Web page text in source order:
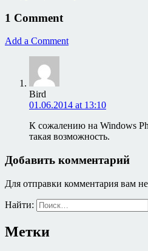
1 Comment
Add a Comment
Bird
01.06.2014 at 13:10
К сожалению на Windows
такая возможность.
Добавить комментарий
Для отправки комментария вам
Найти:
Метки